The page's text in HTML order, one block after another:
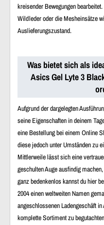
kreisender Bewegungen
Wildleder oder die Mesheinsätze
Auslieferungszustand.
Was bietet sich als
Asics Gel Lyte 3
Aufgrund der dargelegten
seine Eigenschaften in deinem
eine Bestellung bei einem Online
diese jedoch unter Umständen zu
Mittlerweile lässt sich eine
geschulten Auge ausfindig
ganz bedenkenlos kannst du hier
2004 einen weltweiten Namen
angeschlossenen Ladengeschäft
komplette Sortiment zu